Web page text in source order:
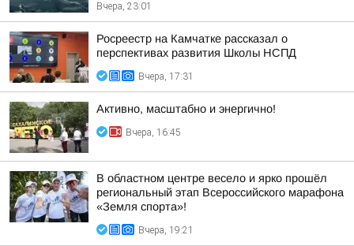
Вчера, 23:01
Росреестр на Камчатке рассказал о
перспективах развития Школы НСПД
Вчера, 17:31
Активно, масштабно и энергично!
Вчера, 16:45
В областном центре весело и ярко прошёл
региональный этап Всероссийского марафона
«Земля спорта»!
Вчера, 19:21